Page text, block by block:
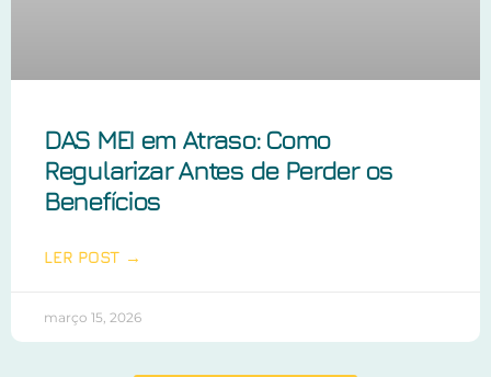
DAS MEI em Atraso: Como
Regularizar Antes de Perder os
Benefícios
LER POST →
março 15, 2026